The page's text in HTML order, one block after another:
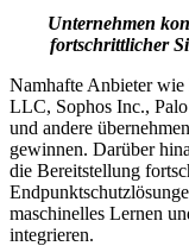
Unternehmen
fortschrittlicher
Namhafte Anbieter
LLC, Sophos Inc.,
und andere
gewinnen. Darüber
die Bereitstellung
maschinelles Lernen
integrieren.